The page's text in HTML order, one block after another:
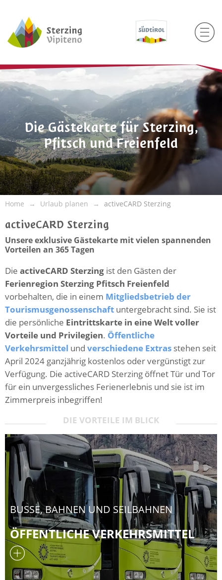
Die Gästekarte für Sterzing,
Pfitsch und Freienfeld
Home Urlaub planen activeCARD Sterzing
activeCARD Sterzing
Unsere exklusive Gästekarte mit vielen spannenden
Vorteilen an 365 Tagen
Die activeCARD Sterzing ist den Gästen der
Ferienregion Sterzing Pfitsch Freienfeld
vorbehalten, die in einem Mitgliedsbetrieb der
Tourismusgenossenschaft untergebracht sind. Sie ist
die persönliche Eintrittskarte in eine Welt voller
Vorteile und Privilegien. Öffentliche
Verkehrsmittel und verschiedene Extras stehen seit
April 2024 ganzjährig kostenlos oder vergünstigt zur
Verfügung. Die activeCARD Sterzing öffnet Tür und Tor
für ein unvergessliches Ferienerlebnis und sie ist im
Zimmerpreis inbegriffen!
DIE VORTEILE IM BLICK
BUSSE, BAHNEN UND SEILBAHNEN
ÖFFENTLICHE VERKEHRSMITTEL